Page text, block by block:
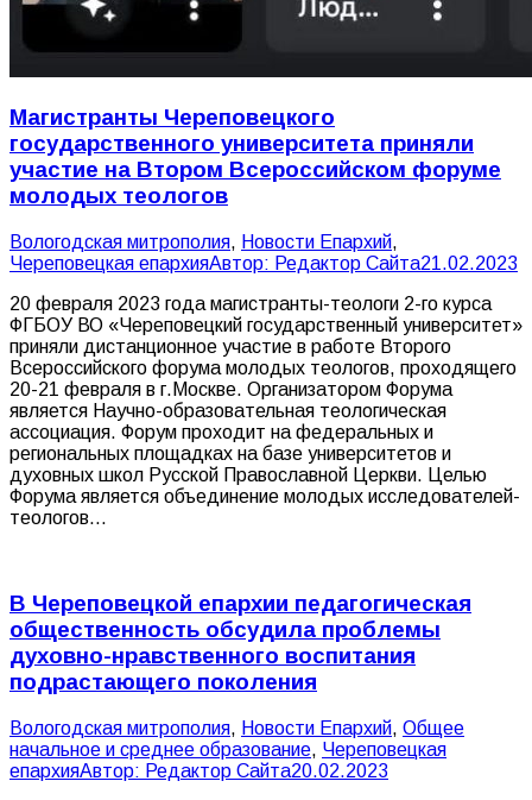
Магистранты Череповецкого
государственного университета приняли
участие на Втором Всероссийском форуме
молодых теологов
Вологодская митрополия, Новости Епархий,
Череповецкая епархияАвтор: Редактор Сайта21.02.2023
20 февраля 2023 года магистранты-теологи 2-го курса
ФГБОУ ВО «Череповецкий государственный университет»
приняли дистанционное участие в работе Второго
Всероссийского форума молодых теологов, проходящего
20-21 февраля в г.Москве. Организатором Форума
является Научно-образовательная теологическая
ассоциация. Форум проходит на федеральных и
региональных площадках на базе университетов и
духовных школ Русской Православной Церкви. Целью
Форума является объединение молодых исследователей-
теологов…
В Череповецкой епархии педагогическая
общественность обсудила проблемы
духовно-нравственного воспитания
подрастающего поколения
Вологодская митрополия, Новости Епархий, Общее
начальное и среднее образование, Череповецкая
епархияАвтор: Редактор Сайта20.02.2023